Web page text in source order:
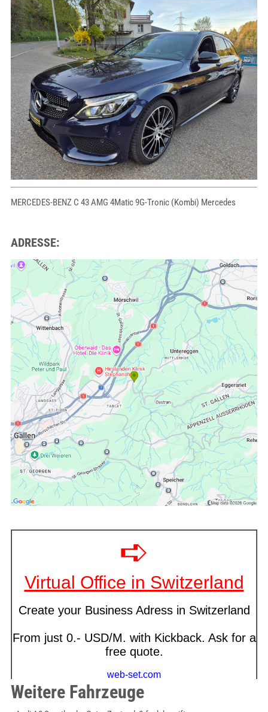
MERCEDES-BENZ C 43 AMG 4Matic 9G-Tronic (Kombi) Mercedes
ADRESSE:
Weitere Fahrzeuge